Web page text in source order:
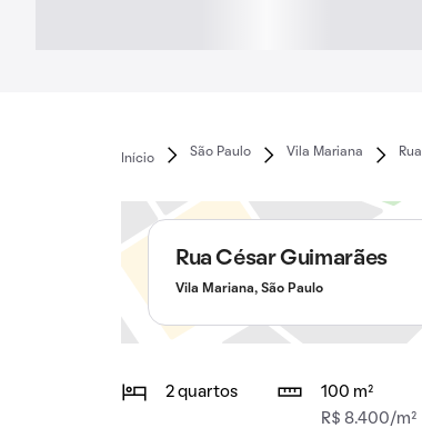
Início
São Paulo Vila Mariana
Rua César Guimarães
Vila Mariana, São Paulo
2 quartos
100 m²
R$ 8.400/m²